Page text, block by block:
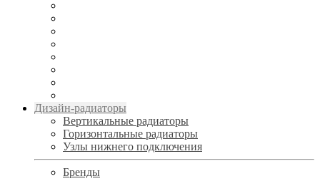
Дизайн-радиаторы
Вертикальные радиаторы
Горизонтальные радиаторы
Узлы нижнего подключения
Бренды